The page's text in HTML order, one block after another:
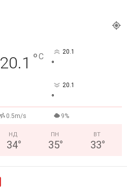
20.1 °C 20.1
°
20.1
°
0.5m/s 9%
НД
34°
ПН
35°
ВТ
33°